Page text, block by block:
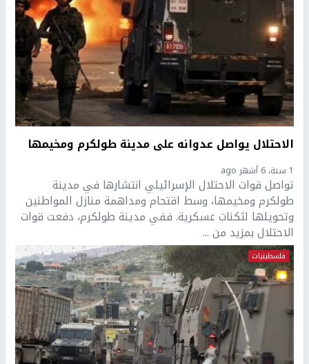
الاحتلال يواصل عدوانه على مدينة طولكرم ومخيمها
1 سنة، 6 أشهر ago
تواصل قوات الاحتلال الإسرائيلي انتشارها في مدينة
طولكرم ومخيمها، وسط اقتحام ومداهمة منازل المواطنين
وتحويلها لثكنات عسكرية. ففي مدينة طولكرم، دفعت قوات
الاحتلال بمزيد من ...
فلسطينيات